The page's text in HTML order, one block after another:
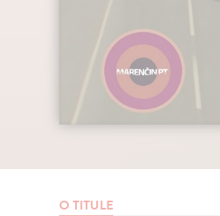
O TITULE